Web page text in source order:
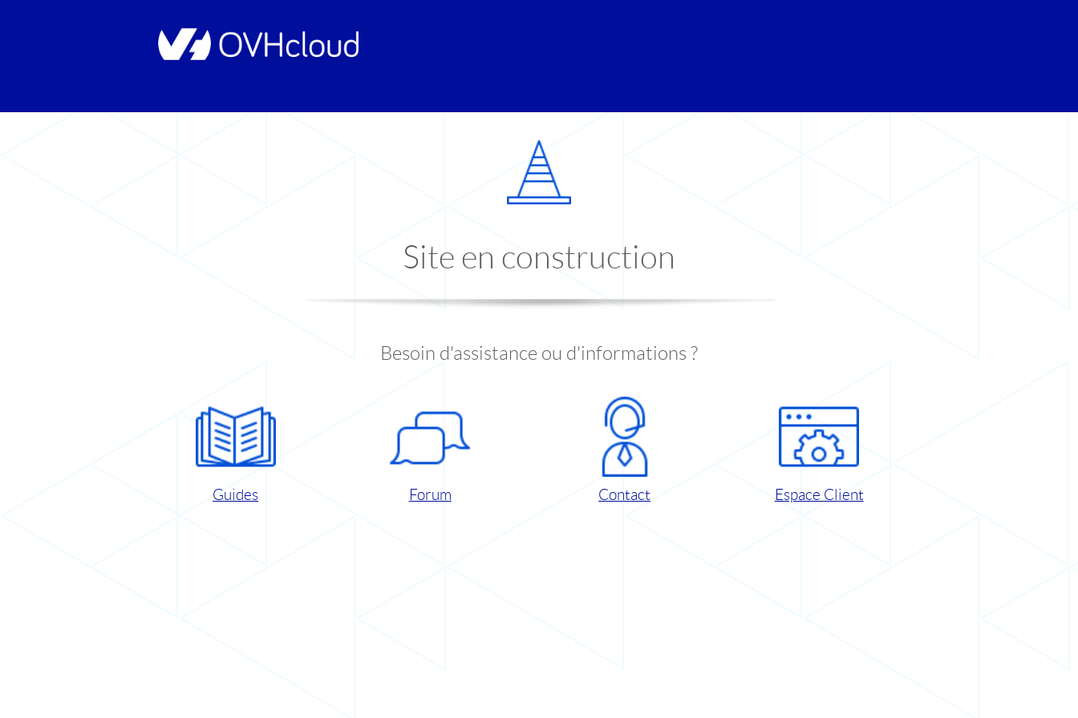
Site en construction
Besoin d'assistance ou d'informations ?
Guides Forum Contact Espace Client